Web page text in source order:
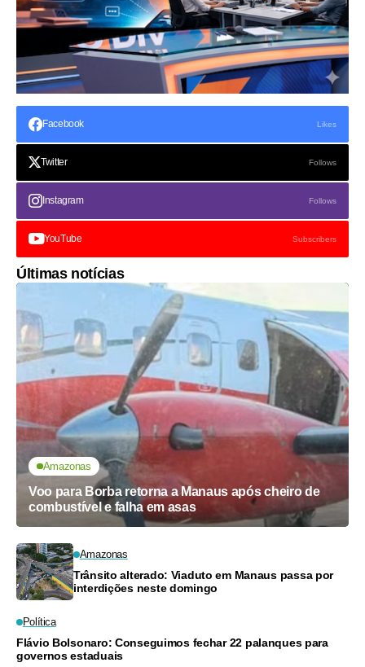
Facebook Likes
Twitter Follows
Instagram Follows
YouTube Subscribers
Últimas notícias
Amazonas
Voo para Borba retorna a Manaus após cheiro de
combustível e falha em asas
Amazonas
Trânsito alterado: Viaduto em Manaus passa por
interdições neste domingo
Política
Flávio Bolsonaro: Conseguimos fechar 22 palanques para
governos estaduais